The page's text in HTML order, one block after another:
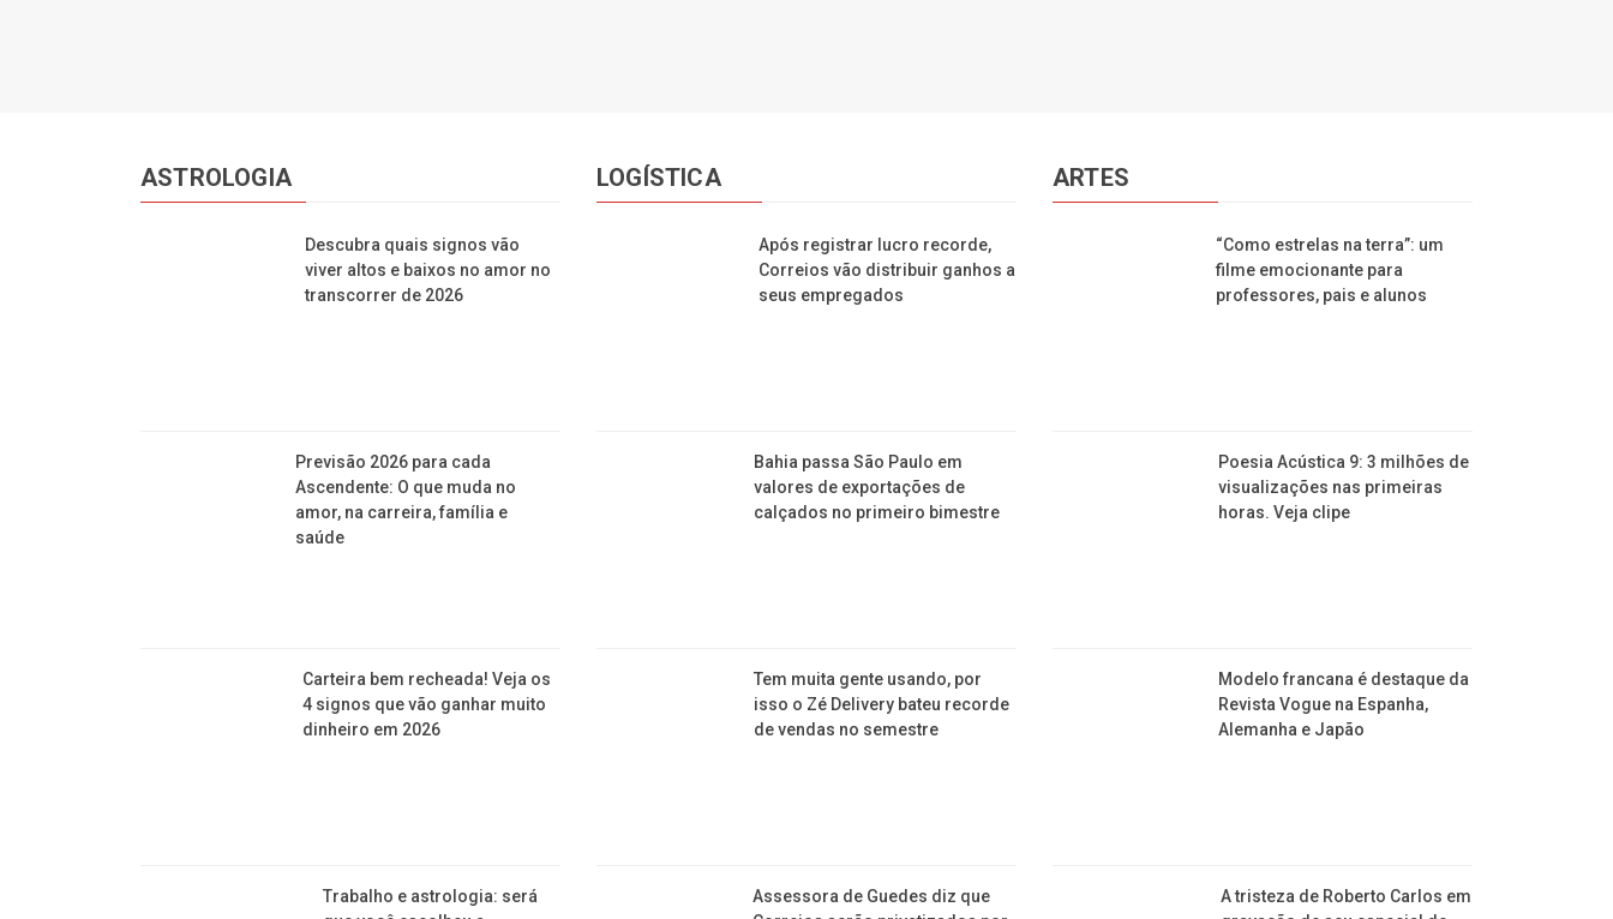
ASTROLOGIA
Descubra quais signos vão
viver altos e baixos no amor no
transcorrer de 2026
Previsão 2026 para cada
Ascendente: O que muda no
amor, na carreira, família e
saúde
Carteira bem recheada! Veja os
4 signos que vão ganhar muito
dinheiro em 2026
Trabalho e astrologia: será
LOGÍSTICA
Após registrar lucro recorde,
Correios vão distribuir ganhos a
seus empregados
Bahia passa São Paulo em
valores de exportações de
calçados no primeiro bimestre
Tem muita gente usando, por
isso o Zé Delivery bateu recorde
de vendas no semestre
Assessora de Guedes diz que
ARTES
“Como estrelas na terra”: um
filme emocionante para
professores, pais e alunos
Poesia Acústica 9: 3 milhões de
visualizações nas primeiras
horas. Veja clipe
Modelo francana é destaque da
Revista Vogue na Espanha,
Alemanha e Japão
A tristeza de Roberto Carlos em